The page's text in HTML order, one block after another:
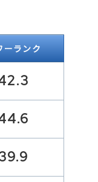
ーランク